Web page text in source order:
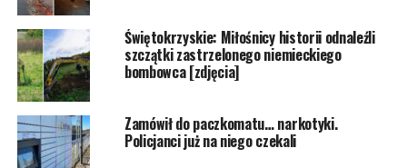
Świętokrzyskie: Miłośnicy historii odnaleźli
szczątki zastrzelonego niemieckiego
bombowca [zdjęcia]
Zamówił do paczkomatu… narkotyki.
Policjanci już na niego czekali